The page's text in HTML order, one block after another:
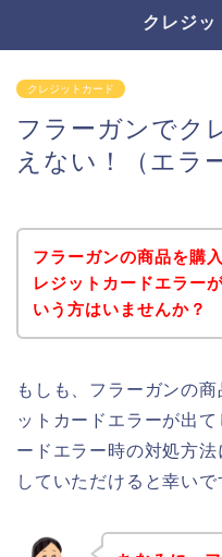
クレジッ
クレジットカード
フラーガンでク
えない！（エラ
フラーガンの商品を購
レジットカードエラー
いう方はいませんか？
もしも、フラーガンの
ットカードエラーが出
ードエラー時の対処方
していただけると幸いで